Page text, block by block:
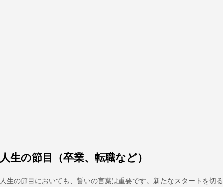
人生の節目（卒業、転職など）
人生の節目においても、誓いの言葉は重要です。新たなスタートを切る